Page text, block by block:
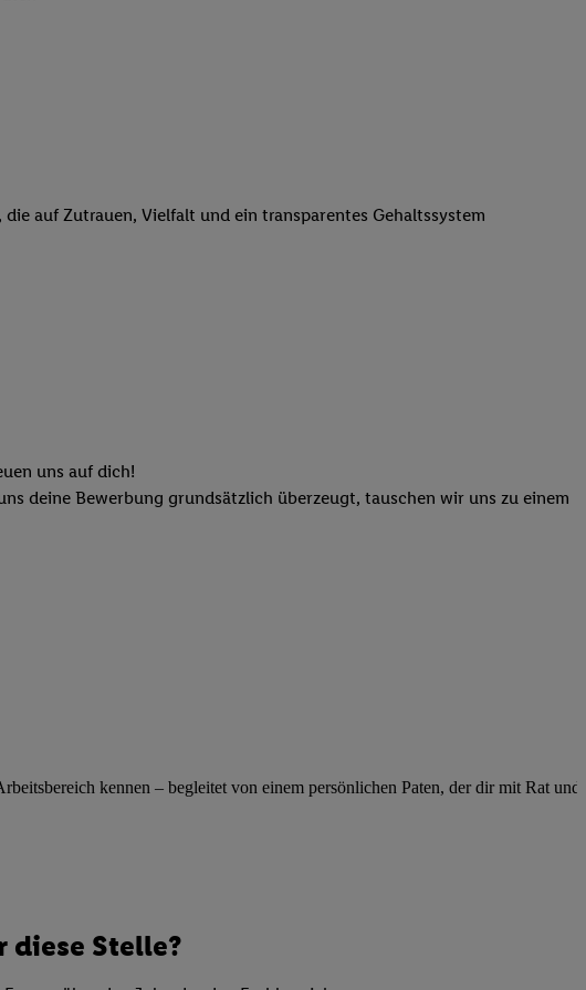
auf Zutrauen, Vielfalt und ein transparentes Gehaltssystem
uns auf dich!
deine Bewerbung grundsätzlich überzeugt, tauschen wir uns zu einem
kennen – begleitet von einem persönlichen Paten, der dir mit Rat und
Stelle?
verarbeitet.
auf Diensten wiedererkannt
weiter unten erläuterten
in unseren
Sie einzelne
benannten Zwecke
übermittelter Informationen,
Verwendung von Profilen